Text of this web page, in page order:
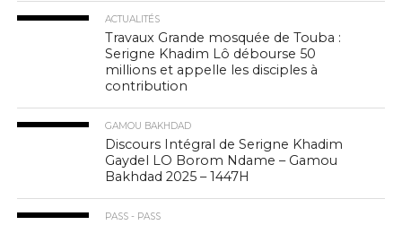
ACTUALITÉS
Travaux Grande mosquée de Touba :
Serigne Khadim Lô débourse 50
millions et appelle les disciples à
contribution
GAMOU BAKHDAD
Discours Intégral de Serigne Khadim
Gaydel LO Borom Ndame – Gamou
Bakhdad 2025 – 1447H
PASS - PASS